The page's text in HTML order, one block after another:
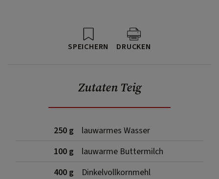
SPEICHERN DRUCKEN
Zutaten Teig
250 g
lauwarmes Wasser
100 g
lauwarme Buttermilch
400 g
Dinkelvollkornmehl